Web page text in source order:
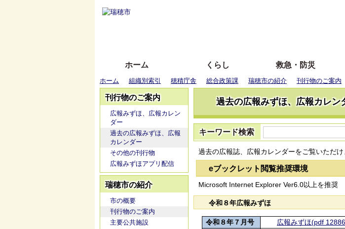
ホーム くらし 救急・防災
ホーム 組織別索引 穂積庁舎 総合政策課 瑞穂市の紹介 刊行物のご案内
刊行物のご案内
広報みずほ、広報カレン
ダー
過去の広報みずほ、広報
カレンダー
その他の刊行物
広報みずほアプリ配信
瑞穂市の紹介
市の概要
刊行物のご案内
主要公共施設
過去の広報みずほ、広報カレン
キーワード検索
過去の広報誌、広報カレンダーをご覧いただけ
eブックレット閲覧推奨環境
Microsoft Internet Explorer Ver6.0以上を推奨
令和８年広報みずほ
令和８年７月号 広報みずほ(pdf